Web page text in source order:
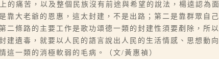
的痛苦，以及整個民族沒有前途與希望的說法，楊逵認為
靠大老爺的恩惠，這太封建，不是出路；第二是靠群眾自
二條路的主要工作是歌功頌德一類的封建性須要剷除，所
建遺毒，就要以人民的語言說出人民的生活情感、思想動
這一類的消極軟弱的毛病。（文/黃惠禎）